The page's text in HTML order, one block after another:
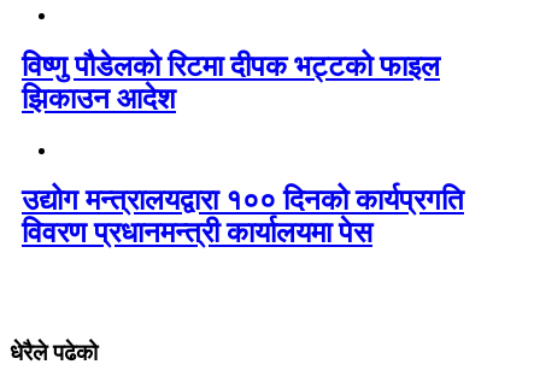
विष्णु पौडेलको रिटमा दीपक भट्टको फाइल
झिकाउन आदेश
उद्योग मन्त्रालयद्वारा १०० दिनको कार्यप्रगति
विवरण प्रधानमन्त्री कार्यालयमा पेस
धेरैले पढेको